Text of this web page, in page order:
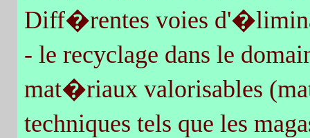
Diff�rentes voies
- le recyclage dans le
mat�riaux valorisables
techniques tels que les